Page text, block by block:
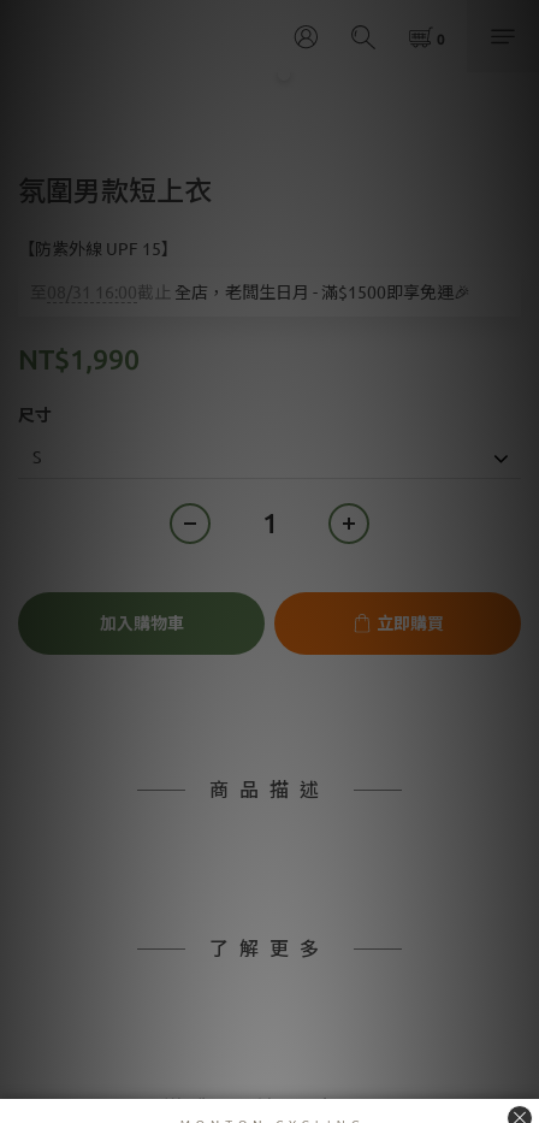
氛圍男款短上衣
【防紫外線 UPF 15】
08/31 16:00截止 全店，老闆生日月 - 滿$1500即享免運🎉
NT$1,990
尺寸
加入購物車 立即購買
商品描述
了解更多